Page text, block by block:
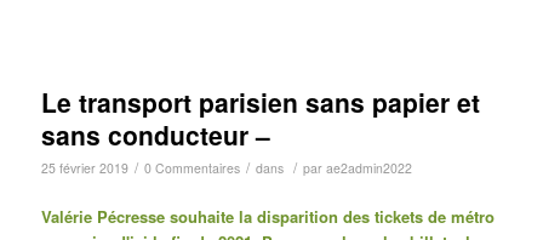
Le transport parisien sans papier et
sans conducteur –
25 février 2019 / 0 Commentaires / dans / par ae2admin2022
Valérie Pécresse souhaite la disparition des tickets de métro